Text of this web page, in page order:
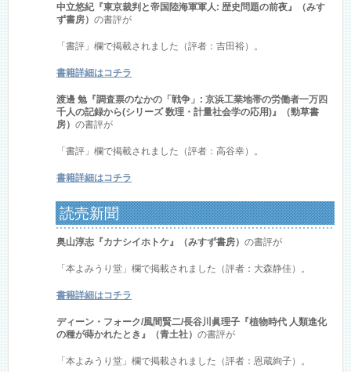
中立悠紀『東京裁判と帝国陸海軍軍人: 歴史問題の前夜』（みす
ず書房）の書評が
「書評」欄で掲載されました（評者：吉田裕）。
書籍詳細はコチラ
渡邊 勉『調査票のなかの「戦争」: 京浜工業地帯の労働者一万四
千人の記録から(シリーズ 数理・計量社会学の応用)』（勁草書
房）の書評が
「書評」欄で掲載されました（評者：高谷幸）。
書籍詳細はコチラ
読売新聞
奥山淳志『カナシイホトケ』（みすず書房）の書評が
「本よみうり堂」欄で掲載されました（評者：大森静佳）。
書籍詳細はコチラ
ディーン・フォーク/風間賢二/長谷川眞理子『植物時代 人類進化
の種が蒔かれたとき』（青土社）の書評が
「本よみうり堂」欄で掲載されました（評者：恩蔵絢子）。